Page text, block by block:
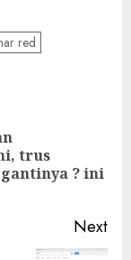
red
trus
? ini
Next